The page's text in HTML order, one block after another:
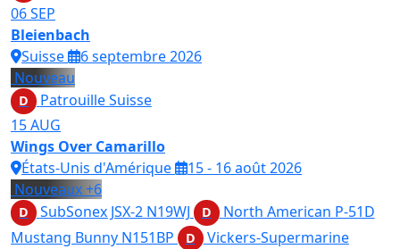
06SEP
Bleienbach
Suisse
6 septembre 2026
Nouveau
D
Patrouille Suisse
15AUG
Wings Over Camarillo
États-Unis d'Amérique
15 - 16 août 2026
Nouveaux+6
D SubSonex JSX-2 N19WJ D
North American P-51D
Mustang Bunny N151BP D
Vickers-Supermarine